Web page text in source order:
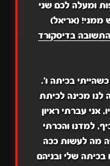
ומעלה לכם שני
ממני! (אריאל)
התשובה בדיסקורד
בכיתה ו'.
לנו מכינה לכיתת
אני עברתי ראיון
למדנו והכרתי
מה לעשות ככה
שלי ובניהם